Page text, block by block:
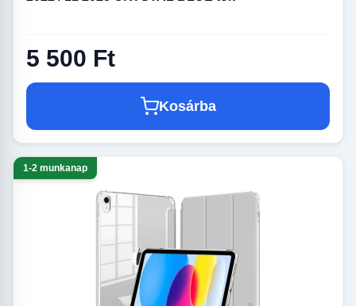
5 500 Ft
Kosárba
1-2 munkanap